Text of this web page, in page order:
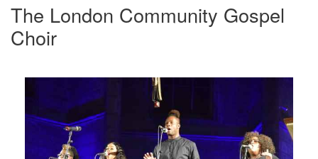
The London Community Gospel
Choir